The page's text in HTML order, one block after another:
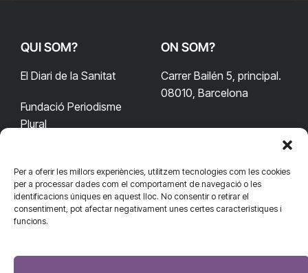
Per a oferir les millors experiències, utilitzem tecnologies com les cookies
per a processar dades com el comportament de navegació o les
identificacions úniques en aquest lloc. No consentir o retirar el
consentiment, pot afectar negativament unes certes característiques i
funcions.
QUI SOM?
El Diari de la Sanitat
Fundació Periodisme
Plural
ON SOM?
Carrer Bailén 5, principal.
08010, Barcelona
CONTACTA'NS
redaccio@diarisanitat.cat
932 311 247
CONNECTA